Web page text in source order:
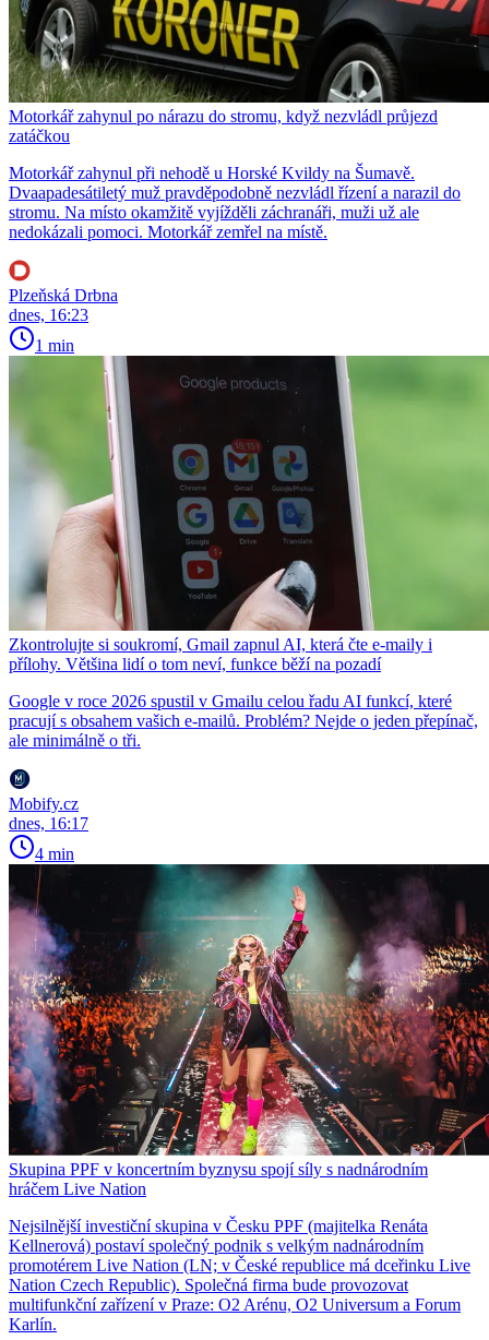
Motorkář zahynul po nárazu do stromu, když nezvládl průjezd
zatáčkou
Motorkář zahynul při nehodě u Horské Kvildy na Šumavě.
Dvaapadesátiletý muž pravděpodobně nezvládl řízení a narazil do
stromu. Na místo okamžitě vyjížděli záchranáři, muži už ale
nedokázali pomoci. Motorkář zemřel na místě.
Plzeňská Drbna
dnes, 16:23
1 min
Zkontrolujte si soukromí, Gmail zapnul AI, která čte e-maily i
přílohy. Většina lidí o tom neví, funkce běží na pozadí
Google v roce 2026 spustil v Gmailu celou řadu AI funkcí, které
pracují s obsahem vašich e-mailů. Problém? Nejde o jeden přepínač,
ale minimálně o tři.
Mobify.cz
dnes, 16:17
4 min
Skupina PPF v koncertním byznysu spojí síly s nadnárodním
hráčem Live Nation
Nejsilnější investiční skupina v Česku PPF (majitelka Renáta
Kellnerová) postaví společný podnik s velkým nadnárodním
promotérem Live Nation (LN; v České republice má dceřinku Live
Nation Czech Republic). Společná firma bude provozovat
multifunkční zařízení v Praze: O2 Arénu, O2 Universum a Forum
Karlín.